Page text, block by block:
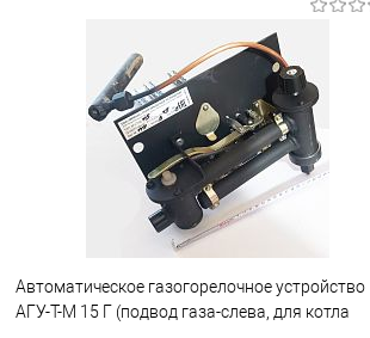
В корзину
Купить в 1 клик
Сравнение
В избранное
В наличии
Автоматическое газогорелочное устройство
АГУ-Т-М 15 Г (подвод газа-слева, для котла